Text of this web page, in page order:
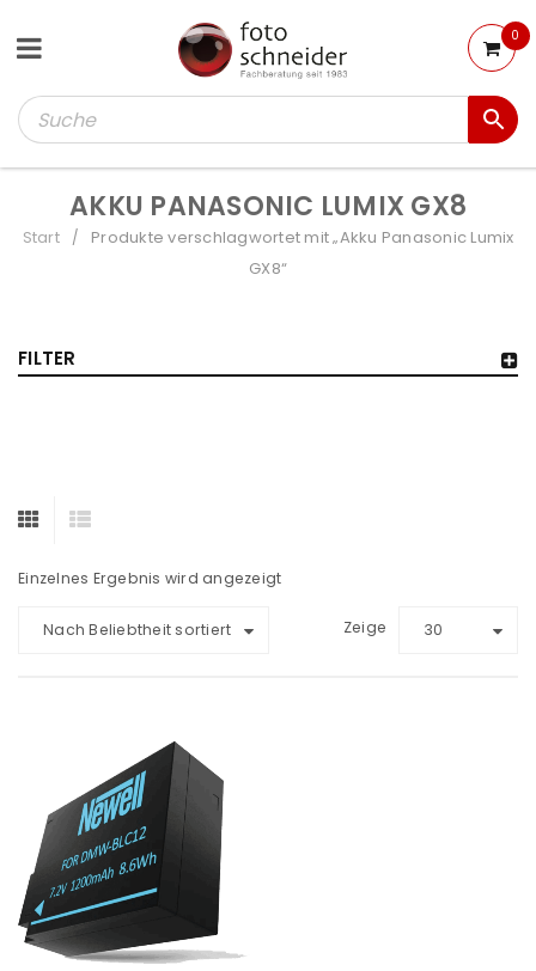
0
AKKU PANASONIC LUMIX GX8
Start /
Produkte verschlagwortet mit „Akku Panasonic Lumix
GX8“
FILTER
Einzelnes Ergebnis wird angezeigt
Nach Beliebtheit sortiert Zeige 30